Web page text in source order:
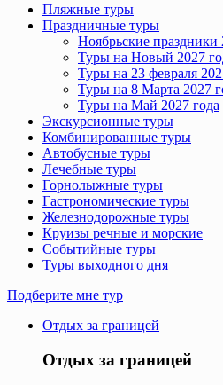
Пляжные туры
Праздничные туры
Ноябрьские праздники
Туры на Новый 2027
Туры на 23 февраля
Туры на 8 Марта 2027
Туры на Май 2027 года
Экскурсионные туры
Комбинированные туры
Автобусные туры
Лечебные туры
Горнолыжные туры
Гастрономические туры
Железнодорожные туры
Круизы речные и морские
Событийные туры
Туры выходного дня
Подберите мне тур
Отдых за границей
Отдых за границей